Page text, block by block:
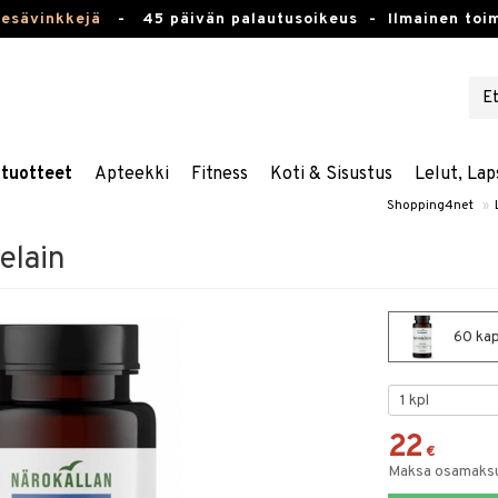
- 45 päivän palautusoikeus - Ilmainen
Apteekki Fitness Koti & Sisustus Lelut,
Shopping4net »
60
22 €
Maksa